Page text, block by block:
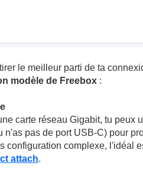
le meilleur parti de ta
modèle de Freebox:
carte réseau Gigabit, tu peux
n'as pas de port USB-C) pour
configuration complexe, l'idéal
attach.